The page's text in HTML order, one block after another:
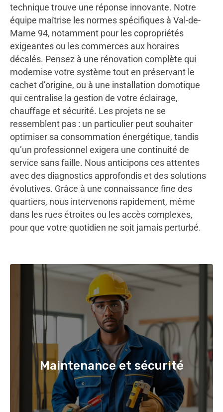
technique trouve une réponse innovante. Notre
équipe maîtrise les normes spécifiques à Val-de-
Marne 94, notamment pour les copropriétés
exigeantes ou les commerces aux horaires
décalés. Pensez à une rénovation complète qui
modernise votre système tout en préservant le
cachet d’origine, ou à une installation domotique
qui centralise la gestion de votre éclairage,
chauffage et sécurité. Les projets ne se
ressemblent pas : un particulier peut souhaiter
optimiser sa consommation énergétique, tandis
qu’un professionnel exigera une continuité de
service sans faille. Nous anticipons ces attentes
avec des diagnostics approfondis et des solutions
évolutives. Grâce à une connaissance fine des
quartiers, nous intervenons rapidement, même
dans les rues étroites ou les accès complexes,
pour que votre quotidien ne soit jamais perturbé.
Maintenance et sécurité